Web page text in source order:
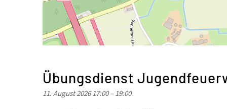
Übungsdienst
11. August 2026 17:00–19:00